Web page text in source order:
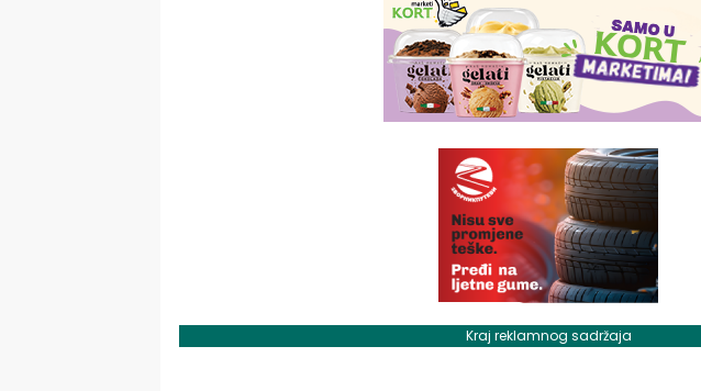
Kraj reklamnog sadržaja